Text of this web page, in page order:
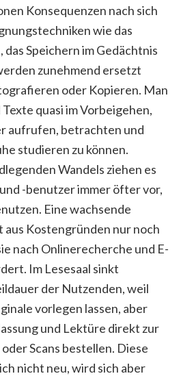
Konsequenzen nach sich
wie das
Speichern im Gedächtnis
zunehmend ersetzt
oder Kopieren. Man
quasi im Vorbeigehen,
aufrufen, betrachten und
studieren zu können.
Wandels ziehen es
-benutzer immer öfter vor,
Eine wachsende
Kostengründen nur noch
nach Onlinerecherche und E-
Im Lesesaal sinkt
der Nutzenden, weil
vorlegen lassen, aber
und Lektüre direkt zur
Scans bestellen. Diese
nicht neu, wird sich aber